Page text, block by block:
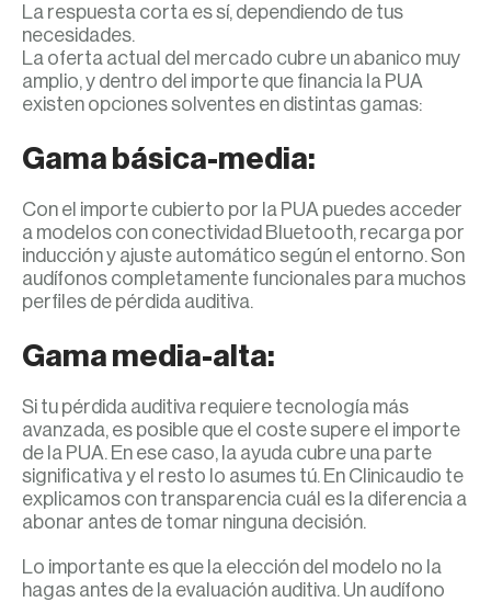
La respuesta corta es sí, dependiendo de tus
necesidades.
La oferta actual del mercado cubre un abanico muy
amplio, y dentro del importe que financia la PUA
existen opciones solventes en distintas gamas:
Gama básica-media:
Con el importe cubierto por la PUA puedes acceder
a modelos con conectividad Bluetooth, recarga por
inducción y ajuste automático según el entorno. Son
audífonos completamente funcionales para muchos
perfiles de pérdida auditiva.
Gama media-alta:
Si tu pérdida auditiva requiere tecnología más
avanzada, es posible que el coste supere el importe
de la PUA. En ese caso, la ayuda cubre una parte
significativa y el resto lo asumes tú. En Clinicaudio te
explicamos con transparencia cuál es la diferencia a
abonar antes de tomar ninguna decisión.
Lo importante es que la elección del modelo no la
hagas antes de la evaluación auditiva. Un audífono